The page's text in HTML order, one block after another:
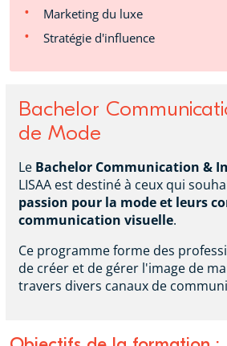
Marketing du luxe
Stratégie d'influence
Bachelor
de Mode
Le Bachelor Communication &
LISAA est destiné à ceux qui
passion pour la mode et leurs
communication visuelle.
Ce programme forme des
de créer et de gérer l'image de
travers divers canaux de